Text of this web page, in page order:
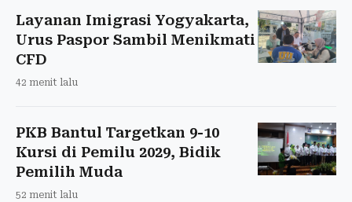
Layanan Imigrasi Yogyakarta,
Urus Paspor Sambil Menikmati
CFD
42 menit lalu
PKB Bantul Targetkan 9-10
Kursi di Pemilu 2029, Bidik
Pemilih Muda
52 menit lalu